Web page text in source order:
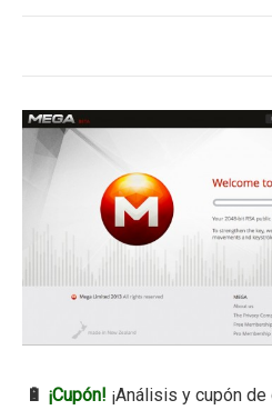
🔋 ¡Cupón! ¡Análisis y cupón